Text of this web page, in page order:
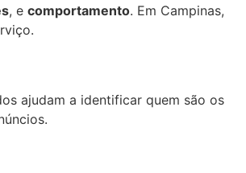
, e comportamento. Em Campinas,
ajudam a identificar quem são os